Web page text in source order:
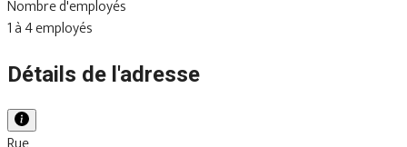
Nombre d'employés
1 à 4 employés
Détails de l'adresse